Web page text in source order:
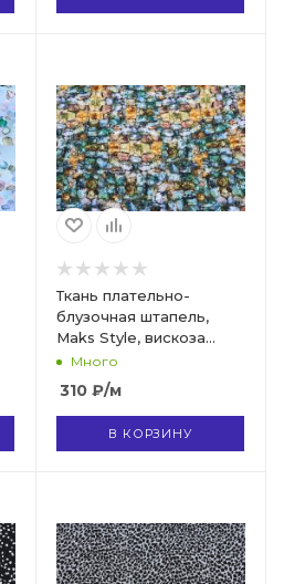
Ткань плательно-
блузочная штапель,
Maks Style, вискоза
100%, цветочный принт,
камни, арт. MS- 1233 D-
10
Много
310 ₽/м
В КОРЗИНУ